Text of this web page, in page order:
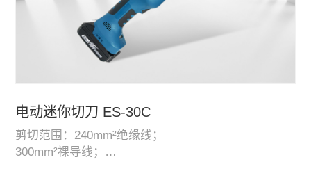
电动迷你切刀 ES-30C
剪切范围：240mm²绝缘线；
300mm²裸导线；